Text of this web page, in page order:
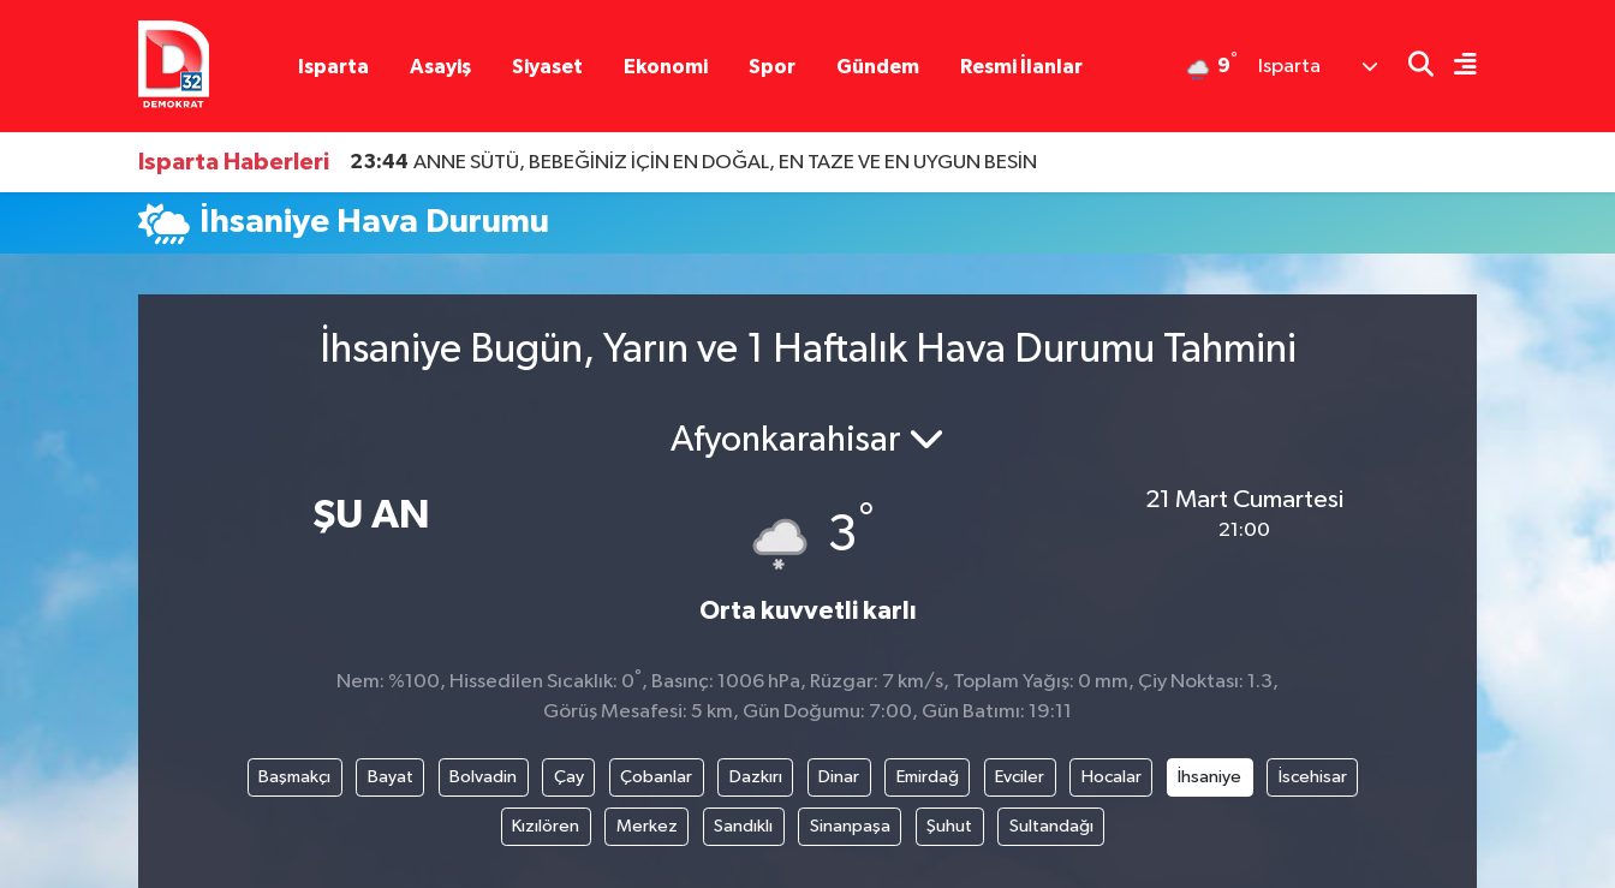
Isparta Asayiş Siyaset Ekonomi Spor Gündem Resmi İlanlar 9° Isparta
Isparta Haberleri 23:44 ANNE SÜTÜ, BEBEĞİNİZ İÇİN EN DOĞAL, EN TAZE VE EN UYGUN BESİN
İhsaniye Hava Durumu
İhsaniye Bugün, Yarın ve 1 Haftalık Hava Durumu Tahmini
ŞU AN
Afyonkarahisar
3°
Orta kuvvetli karlı
21 Mart Cumartesi
21:00
Nem: %100, Hissedilen Sıcaklık: 0°, Basınç: 1006 hPa, Rüzgar: 7 km/s, Toplam Yağış: 0 mm, Çiy Noktası: 1.3,
Görüş Mesafesi: 5 km, Gün Doğumu: 7:00, Gün Batımı: 19:11
Başmakçı Bayat Bolvadin Çay Çobanlar Dazkırı Dinar Emirdağ Evciler Hocalar İhsaniye İscehisar
Kızılören Merkez Sandıklı Sinanpaşa Şuhut Sultandağı
Isparta Nöbetçi Eczaneler
Isparta Hava Durumu
Isparta Namaz Vakitleri
Süper Lig Puan Durumu ve Fikstür